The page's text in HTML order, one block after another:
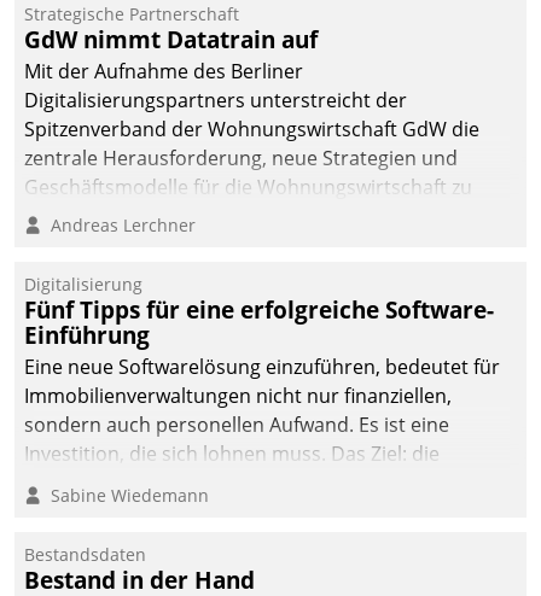
Strategische Partnerschaft
GdW nimmt Datatrain auf
Mit der Aufnahme des Berliner
Digitalisierungspartners unterstreicht der
Spitzenverband der Wohnungswirtschaft GdW die
zentrale Herausforderung, neue Strategien und
Geschäftsmodelle für die Wohnungswirtschaft zu
entwickeln.
Andreas Lerchner
Digitalisierung
Fünf Tipps für eine erfolgreiche Software-
Einführung
Eine neue Softwarelösung einzuführen, bedeutet für
Immobilienverwaltungen nicht nur finanziellen,
sondern auch personellen Aufwand. Es ist eine
Investition, die sich lohnen muss. Das Ziel: die
nachhaltige Optimierung der Geschäftsabläufe. Damit
dieses Ziel erreicht wird, sollten einige Grundregeln
Sabine Wiedemann
Bestandsdaten
Bestand in der Hand